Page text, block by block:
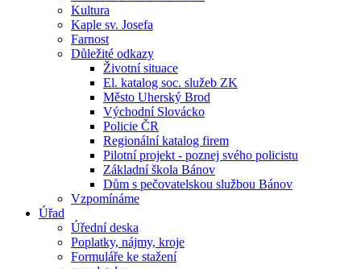
Kultura
Kaple sv. Josefa
Farnost
Důležité odkazy
Životní situace
El. katalog soc. služeb ZK
Město Uherský Brod
Východní Slovácko
Policie ČR
Regionální katalog firem
Pilotní projekt - poznej svého policistu
Základní škola Bánov
Dům s pečovatelskou službou Bánov
Vzpomínáme
Úřad
Úřední deska
Poplatky, nájmy, kroje
Formuláře ke stažení